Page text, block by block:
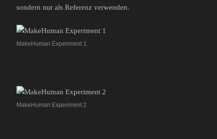
sondern nur als Referenz verwenden.
MakeHuman Experiment 1
MakeHuman Experiment 2